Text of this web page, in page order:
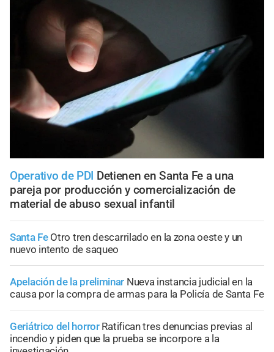
Operativo de PDI Detienen en Santa Fe a una
pareja por producción y comercialización de
material de abuso sexual infantil
Santa Fe Otro tren descarrilado en la zona oeste y un
nuevo intento de saqueo
Apelación de la preliminar Nueva instancia judicial en la
causa por la compra de armas para la Policía de Santa Fe
Geriátrico del horror Ratifican tres denuncias previas al
incendio y piden que la prueba se incorpore a la